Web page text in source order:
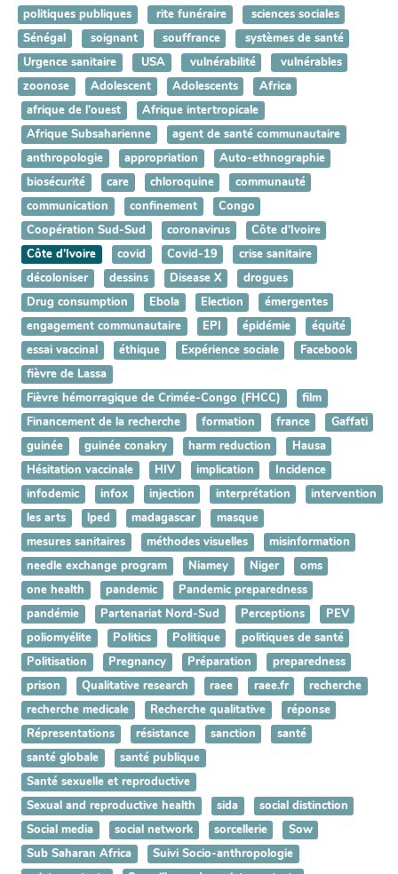
politiques publiques
rite funéraire
sciences sociales
Sénégal
soignant souffrance
systèmes de santé
Urgence sanitaire
USA vulnérabilité
vulnérables
zoonose
Adolescent Adolescents
Africa
afrique de l'ouest
Afrique intertropicale
Afrique Subsaharienne
agent de santé communautaire
anthropologie
appropriation
Auto-ethnographie
biosécurité
care chloroquine
communauté
communication
confinement
Congo
Coopération Sud-Sud
coronavirus
Côte d'Ivoire
Côte d’Ivoire
covid Covid-19
crise sanitaire
décoloniser
dessins Disease X
drogues
Drug consumption
Ebola Election
émergentes
engagement communautaire
EPI épidémie
équité
essai vaccinal
éthique Expérience sociale
Facebook
fièvre de Lassa
Fièvre hémorragique de Crimée-Congo (FHCC)
film
Financement de la recherche
formation france
Gaffati
guinée
guinée conakry harm reduction
Hausa
Hésitation vaccinale
HIV implication
Incidence
infodemic
infox injection interprétation
intervention
les arts
lped madagascar
masque
mesures sanitaires
méthodes visuelles
misinformation
needle exchange program
Niamey Niger
oms
one health
pandemic
Pandemic preparedness
pandémie
Partenariat Nord-Sud Perceptions
PEV
poliomyélite
Politics Politique
politiques de santé
Politisation
Pregnancy Préparation
preparedness
prison
Qualitative research raee raee.fr
recherche
recherche medicale
Recherche qualitative
réponse
Répresentations
résistance sanction
santé
santé globale
santé publique
Santé sexuelle et reproductive
Sexual and reproductive health
sida
social distinction
Social media
social network sorcellerie
Sow
Sub Saharan Africa
Suivi Socio-anthropologie